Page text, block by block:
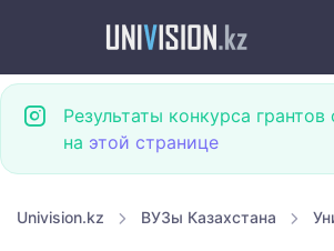
Результаты конкурса
на этой странице
Univision.kz ВУЗы Казахстана